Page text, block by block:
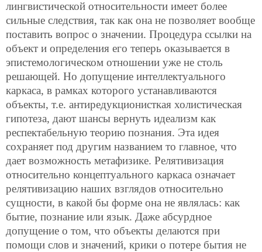
лингвистической относительности имеет более
сильные следствия, так как она не позволяет вообще
поставить вопрос о значении. Процедура ссылки на
объект и определения его теперь оказывается в
эпистемологическом отношении уже не столь
решающей. Но допущение интеллектуального
каркаса, в рамках которого устанавливаются
объекты, т.е. антиредукционисткая холистическая
гипотеза, дают шансы вернуть идеализм как
респектабельную теорию познания. Эта идея
сохраняет под другим названием то главное, что
дает возможность метафизике. Релятивизация
относительно концептуального каркаса означает
релятивизацию наших взглядов относительно
сущности, в какой бы форме она не являлась: как
бытие, познание или язык. Даже абсурдное
допущение о том, что объекты делаются при
помощи слов и значений, крики о потере бытия не